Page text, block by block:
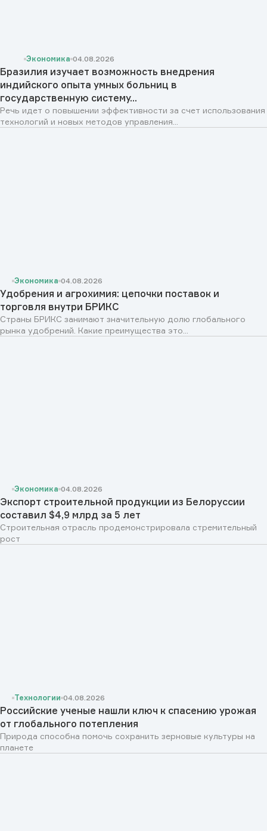
Экономика 04.08.2026
Бразилия изучает возможность внедрения
индийского опыта умных больниц в
государственную систему...
Речь идет о повышении эффективности за счет использования
технологий и новых методов управления...
Экономика 04.08.2026
Удобрения и агрохимия: цепочки поставок и
торговля внутри БРИКС
Страны БРИКС занимают значительную долю глобального
рынка удобрений. Какие преимущества это...
Экономика 04.08.2026
Экспорт строительной продукции из Белоруссии
составил $4,9 млрд за 5 лет
Строительная отрасль продемонстрировала стремительный
рост
Технологии 04.08.2026
Российские ученые нашли ключ к спасению урожая
от глобального потепления
Природа способна помочь сохранить зерновые культуры на
планете